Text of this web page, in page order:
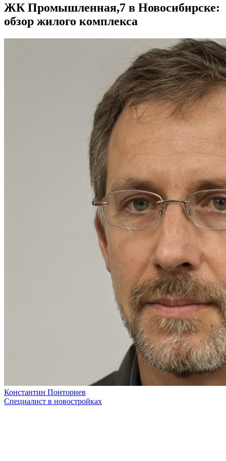
ЖК Промышленная,7 в Новосибирске:
обзор жилого комплекса
Константин Понториев
Специалист в новостройках